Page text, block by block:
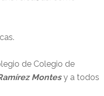
de Colegio de
Montesy a todos